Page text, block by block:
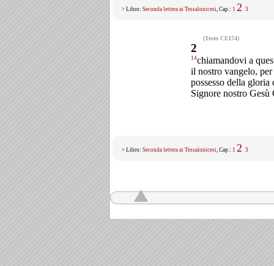
> Libro: Seconda lettera ai Tessalonicesi, Cap.: 1 2 3
(Testo CEI74)
2
14chiamandovi a
il nostro vangelo,
possesso della gloria
Signore nostro Gesù
> Libro: Seconda lettera ai Tessalonicesi, Cap.: 1 2 3